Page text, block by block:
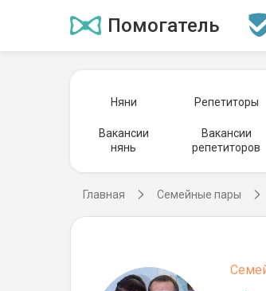
Помогатель
Няни Репетиторы
Вакансии
нянь
Вакансии
репетиторов
Главная Семейные пары